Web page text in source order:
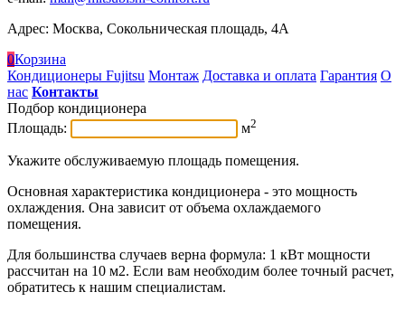
Адрес: Москва, Сокольническая площадь, 4А
0Корзина
Кондиционеры Fujitsu Монтаж Доставка и оплата Гарантия О
нас Контакты
Подбор кондиционера
Площадь:
м2
Укажите обслуживаемую площадь помещения.
Основная характеристика кондиционера - это мощность
охлаждения. Она зависит от объема охлаждаемого
помещения.
Для большинства случаев верна формула: 1 кВт мощности
рассчитан на 10 м2. Если вам необходим более точный расчет,
обратитесь к нашим специалистам.